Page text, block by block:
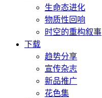
生命态进化
物质性回响
时空的重构叙事
下载
趋势分享
宣传杂志
新品推广
花色集